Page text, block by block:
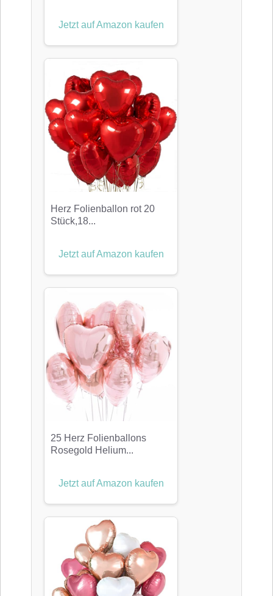
Jetzt auf Amazon kaufen
Herz Folienballon rot 20
Stück,18...
Jetzt auf Amazon kaufen
25 Herz Folienballons
Rosegold Helium...
Jetzt auf Amazon kaufen